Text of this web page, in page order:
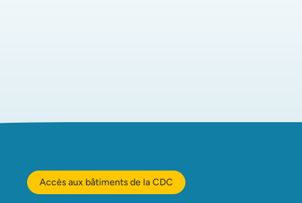
Accès aux bâtiments de la CDC